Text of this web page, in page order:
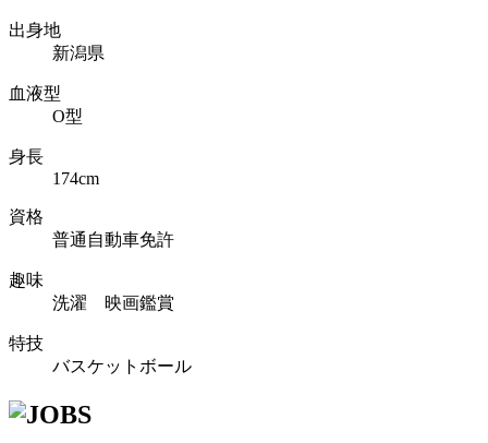
出身地
新潟県
血液型
O型
身長
174cm
資格
普通自動車免許
趣味
洗濯 映画鑑賞
特技
バスケットボール